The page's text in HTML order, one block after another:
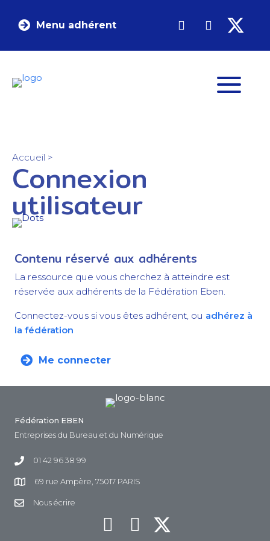
Menu adhérent
Accueil >
Connexion
utilisateur
Contenu réservé aux adhérents
La ressource que vous cherchez à atteindre est
réservée aux adhérents de la Fédération Eben.
Connectez-vous si vous êtes adhérent, ou adhérez à
la fédération
Me connecter
Fédération EBEN
Entreprises du Bureau et du Numérique
01 42 96 38 99
69 rue Ampère, 75017 PARIS
Nous écrire